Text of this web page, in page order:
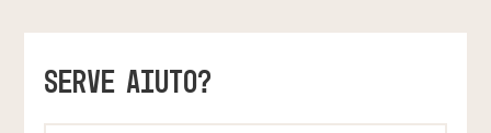
SERVE AIUTO?